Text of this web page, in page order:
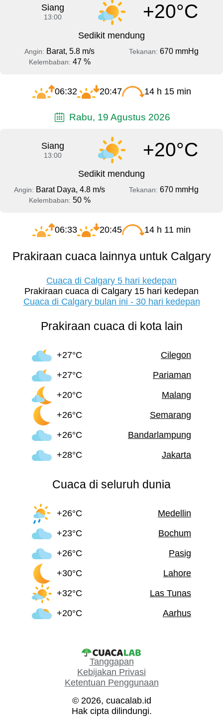
Siang
13:00 +20°C
Sedikit mendung
Angin: Barat, 5.8 m/s Tekanan: 670 mmHg
Kelembaban: 47 %
06:32 20:47 14 h 15 min
Rabu, 19 Agustus 2026
Siang
13:00 +20°C
Sedikit mendung
Angin: Barat Daya, 4.8 m/s Tekanan: 670 mmHg
Kelembaban: 50 %
06:33 20:45 14 h 11 min
Prakiraan cuaca lainnya untuk Calgary
Cuaca di Calgary 5 hari kedepan
Prakiraan cuaca di Calgary 15 hari kedepan
Cuaca di Calgary bulan ini - 30 hari kedepan
Prakiraan cuaca di kota lain
+27°C
Cilegon
+27°C
Pariaman
+20°C
Malang
+26°C
Semarang
+26°C
Bandarlampung
+28°C
Jakarta
Cuaca di seluruh dunia
+26°C
Medellin
+23°C
Bochum
+26°C
Pasig
+30°C
Lahore
+32°C
Las Tunas
+20°C
Aarhus
Tanggapan
Kebijakan Privasi
Ketentuan Penggunaan
© 2026, cuacalab.id
Hak cipta dilindungi.